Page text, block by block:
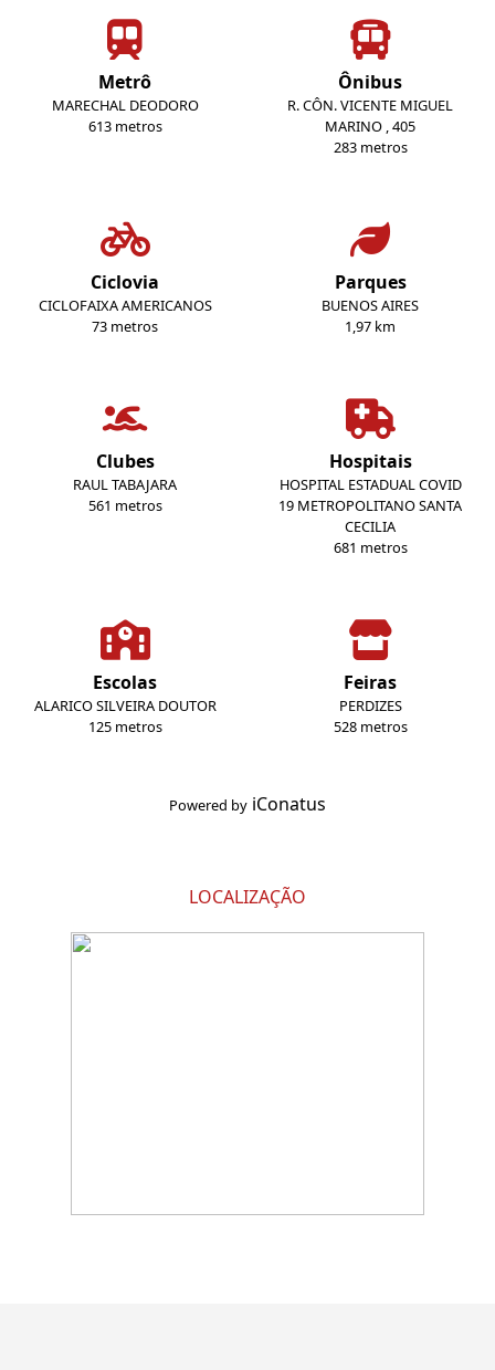
Metrô
MARECHAL DEODORO
613 metros
Ônibus
R. CÔN. VICENTE MIGUEL
MARINO , 405
283 metros
Ciclovia
CICLOFAIXA AMERICANOS
73 metros
Parques
BUENOS AIRES
1,97 km
Clubes
RAUL TABAJARA
561 metros
Hospitais
HOSPITAL ESTADUAL COVID
19 METROPOLITANO SANTA
CECILIA
681 metros
Escolas
ALARICO SILVEIRA DOUTOR
125 metros
Feiras
PERDIZES
528 metros
Powered by iConatus
LOCALIZAÇÃO